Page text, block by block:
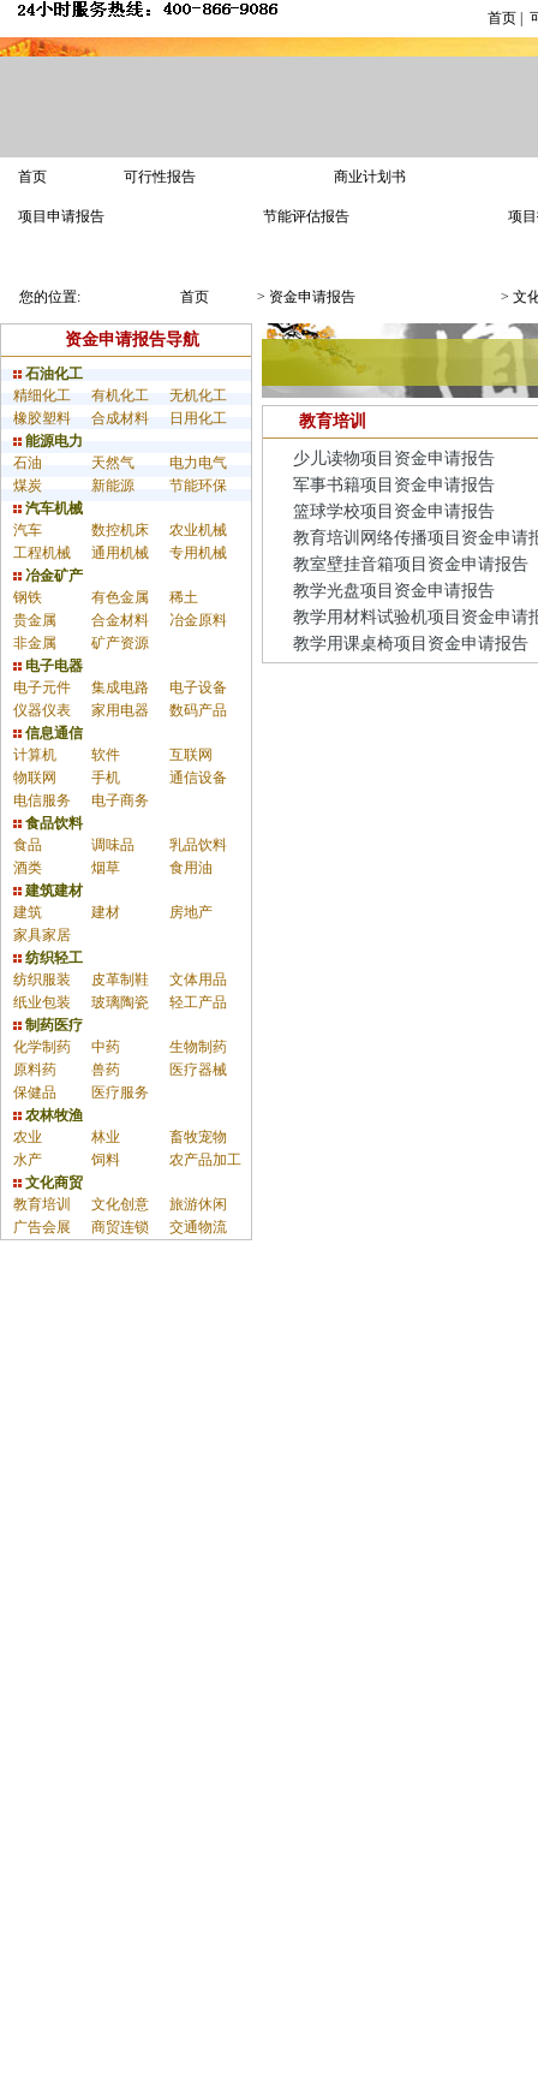
首页
首页 可行性报告 商业计划书
项目申请报告 节能评估报告 项
您的位置: 首页 > 资金申请报告 > 文
资金申请报告导航
石油化工
精细化工
有机化工
无机化工
橡胶塑料
合成材料
日用化工
能源电力
石油
天然气
电力电气
煤炭
新能源
节能环保
汽车机械
汽车
数控机床
农业机械
工程机械
通用机械
专用机械
冶金矿产
钢铁
有色金属
稀土
贵金属
合金材料
冶金原料
非金属
矿产资源
电子电器
电子元件
集成电路
电子设备
仪器仪表
家用电器
数码产品
信息通信
计算机
软件
互联网
物联网
手机
通信设备
电信服务
电子商务
食品饮料
食品
调味品
乳品饮料
酒类
烟草
食用油
建筑建材
建筑
建材
房地产
家具家居
纺织轻工
纺织服装
皮革制鞋
文体用品
纸业包装
玻璃陶瓷
轻工产品
制药医疗
化学制药
中药
生物制药
原料药
兽药
医疗器械
保健品
医疗服务
农林牧渔
农业
林业
畜牧宠物
水产
饲料
农产品加工
文化商贸
教育培训
文化创意
旅游休闲
广告会展
商贸连锁 交通物流
教育培训
少儿读物项目资金申请报告
军事书籍项目资金申请报告
篮球学校项目资金申请报告
教育培训网络传播项目资金申请
教室壁挂音箱项目资金申请报告
教学光盘项目资金申请报告
教学用材料试验机项目资金申请
教学用课桌椅项目资金申请报告